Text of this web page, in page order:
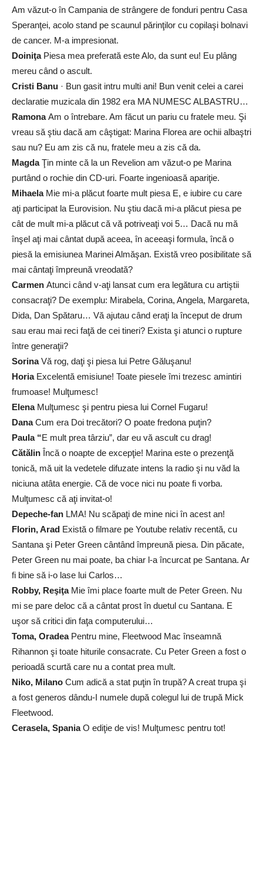
Am văzut-o în Campania de strângere de fonduri pentru Casa
Speranţei, acolo stand pe scaunul părinţilor cu copilaşi bolnavi
de cancer. M-a impresionat.
Doiniţa Piesa mea preferată este Alo, da sunt eu! Eu plâng
mereu când o ascult.
Cristi Banu · Bun gasit intru multi ani! Bun venit celei a carei
declaratie muzicala din 1982 era MA NUMESC ALBASTRU…
RamonaAm o întrebare. Am făcut un pariu cu fratele meu. Şi
vreau să ştiu dacă am câştigat: Marina Florea are ochii albaştri
sau nu? Eu am zis că nu, fratele meu a zis că da.
MagdaŢin minte că la un Revelion am văzut-o pe Marina
purtând o rochie din CD-uri. Foarte ingenioasă apariţie.
Mihaela Mie mi-a plăcut foarte mult piesa E, e iubire cu care
aţi participat la Eurovision. Nu ştiu dacă mi-a plăcut piesa pe
cât de mult mi-a plăcut că vă potriveaţi voi 5… Dacă nu mă
înşel aţi mai cântat după aceea, în aceeaşi formula, încă o
piesă la emisiunea Marinei Almăşan. Există vreo posibilitate să
mai cântaţi împreună vreodată?
Carmen Atunci când v-aţi lansat cum era legătura cu artiştii
consacraţi? De exemplu: Mirabela, Corina, Angela, Margareta,
Dida, Dan Spătaru… Vă ajutau când eraţi la început de drum
sau erau mai reci faţă de cei tineri? Exista şi atunci o rupture
între generaţii?
SorinaVă rog, daţi şi piesa lui Petre Găluşanu!
Horia Excelentă emisiune! Toate piesele îmi trezesc amintiri
frumoase! Mulţumesc!
Elena Mulţumesc şi pentru piesa lui Cornel Fugaru!
DanaCum era Doi trecători? O poate fredona puţin?
Paula “E mult prea târziu”, dar eu vă ascult cu drag!
Cătălin Încă o noapte de excepţie! Marina este o prezenţă
tonică, mă uit la vedetele difuzate intens la radio şi nu văd la
niciuna atâta energie. Că de voce nici nu poate fi vorba.
Mulţumesc că aţi invitat-o!
Depeche-fan LMA! Nu scăpaţi de mine nici în acest an!
Florin, Arad Există o filmare pe Youtube relativ recentă, cu
Santana şi Peter Green cântând împreună piesa. Din păcate,
Peter Green nu mai poate, ba chiar l-a încurcat pe Santana. Ar
fi bine să i-o lase lui Carlos…
Robby, Reşiţa Mie îmi place foarte mult de Peter Green. Nu
mi se pare deloc că a cântat prost în duetul cu Santana. E
uşor să critici din faţa computerului…
Toma, Oradea Pentru mine, Fleetwood Mac înseamnă
Rihannon şi toate hiturile consacrate. Cu Peter Green a fost o
perioadă scurtă care nu a contat prea mult.
Niko, Milano Cum adică a stat puţin în trupă? A creat trupa şi
a fost generos dându-I numele după colegul lui de trupă Mick
Fleetwood.
Cerasela, SpaniaO ediţie de vis! Mulţumesc pentru tot!